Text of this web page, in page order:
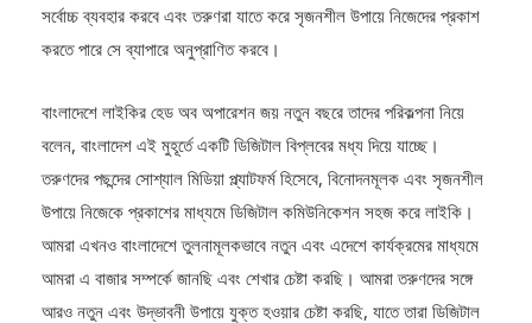
বছর তারা তাদের প্ল্যাটফর্মের মাধ্যমে তরুণদের ক্ষমতায়নের লক্ষ্যে প্রযুক্তির
সর্বোচ্চ ব্যবহার করবে এবং তরুণরা যাতে করে সৃজনশীল উপায়ে নিজেদের প্রকাশ
বাংলাদেশে লাইকির হেড অব অপারেশন জয় নতুন বছরে তাদের পরিকল্পনা নিয়ে
বলেন, বাংলাদেশ এই মুহূর্তে একটি ডিজিটাল বিপ্লবের মধ্য দিয়ে যাচ্ছে।
তরুণদের পছন্দের সোশ্যাল মিডিয়া প্ল্যাটফর্ম হিসেবে, বিনোদনমূলক এবং সৃজনশীল
উপায়ে নিজেকে প্রকাশের মাধ্যমে ডিজিটাল কমিউনিকেশন সহজ করে লাইকি।
আমরা এখনও বাংলাদেশে তুলনামূলকভাবে নতুন এবং এদেশে কার্যক্রমের মাধ্যমে
আমরা এ বাজার সম্পর্কে জানছি এবং শেখার চেষ্টা করছি। আমরা তরুণদের সঙ্গে